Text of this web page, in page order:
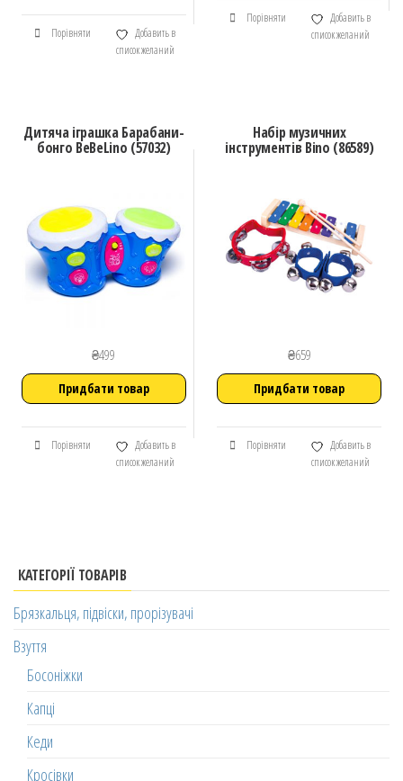
Порівняти
Добавить в
список желаний
Порівняти
Добавить в
список желаний
Дитяча іграшка Барабани-
бонго BeBeLino (57032)
₴499
Придбати товар
Порівняти
Добавить в
список желаний
Набір музичних
інструментів Bino (86589)
₴659
Придбати товар
Порівняти
Добавить в
список желаний
КАТЕГОРІЇ ТОВАРІВ
Брязкальця, підвіски, прорізувачі
Взуття
Босоніжки
Капці
Кеди
Кросівки